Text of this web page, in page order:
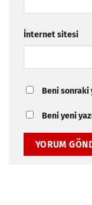
İnternet sitesi
Beni
Beni yeni